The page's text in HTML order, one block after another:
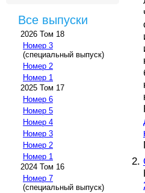
Все выпуски
2026 Том 18
Номер 3
(специальный выпуск)
Номер 2
Номер 1
2025 Том 17
Номер 6
Номер 5
Номер 4
Номер 3
Номер 2
Номер 1
2024 Том 16
Номер 7
(специальный выпуск)